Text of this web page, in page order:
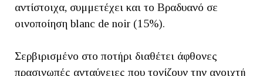
αντίστοιχα, συμμετέχει και το Βραδυανό σε
οινοποίηση blanc de noir (15%).
Σερβιρισμένο στο ποτήρι διαθέτει άφθονες
πρασινωπές ανταύγειες που τονίζουν την ανοιχτή